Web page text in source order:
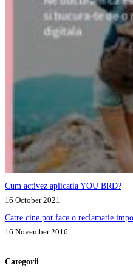
Cum activez aplicatia YOU BRD?
16 October 2021
Catre cine pot face o reclamatie
16 November 2016
Categorii